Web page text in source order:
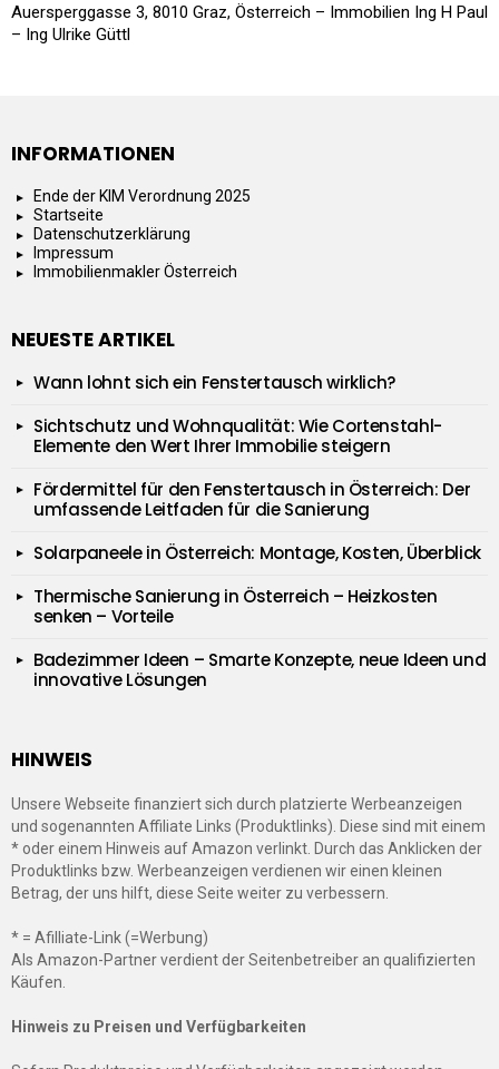
Auersperggasse 3, 8010 Graz, Österreich – Immobilien Ing H Paul
– Ing Ulrike Güttl
INFORMATIONEN
Ende der KIM Verordnung 2025
Startseite
Datenschutzerklärung
Impressum
Immobilienmakler Österreich
NEUESTE ARTIKEL
Wann lohnt sich ein Fenstertausch wirklich?
Sichtschutz und Wohnqualität: Wie Cortenstahl-
Elemente den Wert Ihrer Immobilie steigern
Fördermittel für den Fenstertausch in Österreich: Der
umfassende Leitfaden für die Sanierung
Solarpaneele in Österreich: Montage, Kosten, Überblick
Thermische Sanierung in Österreich – Heizkosten
senken – Vorteile
Badezimmer Ideen – Smarte Konzepte, neue Ideen und
innovative Lösungen
HINWEIS
Unsere Webseite finanziert sich durch platzierte Werbeanzeigen
und sogenannten Affiliate Links (Produktlinks). Diese sind mit einem
* oder einem Hinweis auf Amazon verlinkt. Durch das Anklicken der
Produktlinks bzw. Werbeanzeigen verdienen wir einen kleinen
Betrag, der uns hilft, diese Seite weiter zu verbessern.
* = Afilliate-Link (=Werbung)
Als Amazon-Partner verdient der Seitenbetreiber an qualifizierten
Käufen.
Hinweis zu Preisen und Verfügbarkeiten